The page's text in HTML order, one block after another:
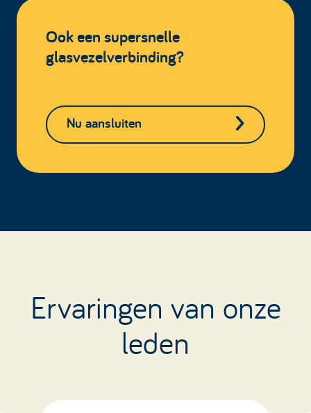
Ook een supersnelle
glasvezelverbinding?
Nu aansluiten
Ervaringen van onze
leden